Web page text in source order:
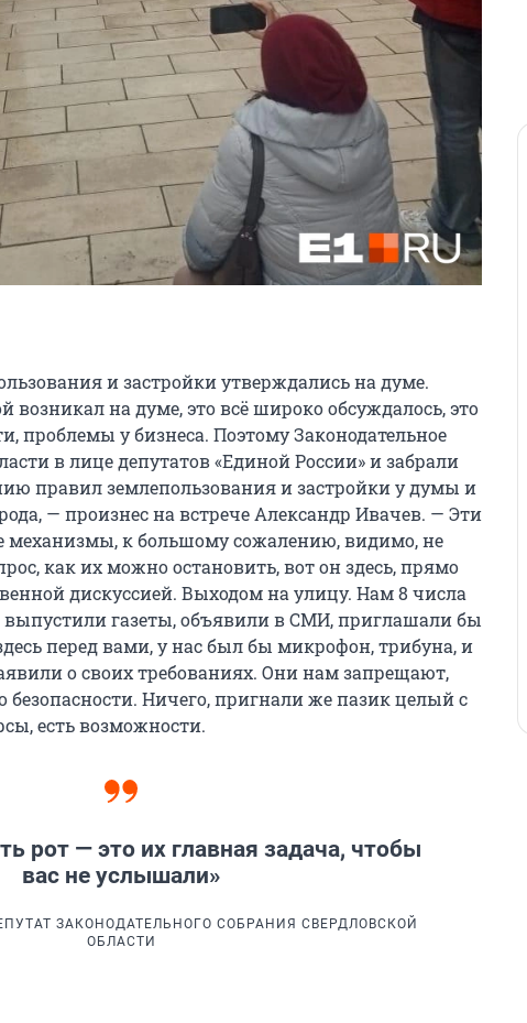
и застройки утверждались на думе.
возникал на думе, это всё широко обсуждалось, это
проблемы у бизнеса. Поэтому Законодательное
в лице депутатов «Единой России» и забрали
правил землепользования и застройки у думы и
— произнес на встрече Александр Ивачев. — Эти
механизмы, к большому сожалению, видимо, не
как их можно остановить, вот он здесь, прямо
дискуссией. Выходом на улицу. Нам 8 числа
газеты, объявили в СМИ, приглашали бы
перед вами, у нас был бы микрофон, трибуна, и
о своих требованиях. Они нам запрещают,
безопасности. Ничего, пригнали же пазик целый с
есть возможности.
рот — это их главная задача, чтобы
вас не услышали»
ЗАКОНОДАТЕЛЬНОГО СОБРАНИЯ СВЕРДЛОВСКОЙ
ОБЛАСТИ